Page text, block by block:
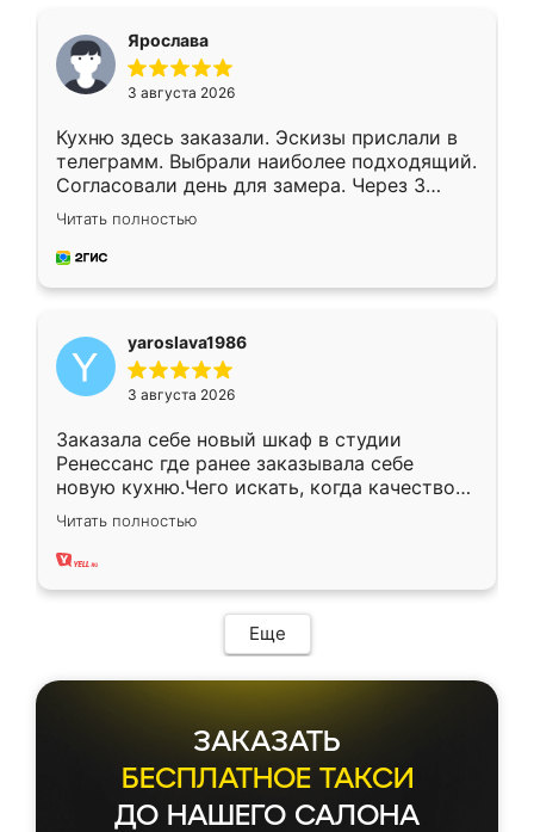
Ярослава
3 августа 2026
Кухню здесь заказали. Эскизы прислали в
телеграмм. Выбрали наиболее подходящий.
Согласовали день для замера. Через 3
недели кухня была уже готова. Остались
довольны работой. Спасибо Ренессанс
мебель за качественную работу!
Читать полностью
yaroslava1986
3 августа 2026
Заказала себе новый шкаф в студии
Ренессанс где ранее заказывала себе
новую кухню.Чего искать, когда качеством
вполне довольна. Служит кухня уже почти
два года, нареканий нет.
Читать полностью
Еще
ЗАКАЗАТЬ
БЕСПЛАТНОЕ ТАКСИ
ДО НАШЕГО САЛОНА